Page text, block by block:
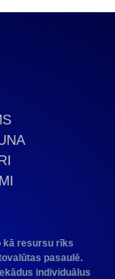
kā resursu rīks
pasaulē.
individuālus